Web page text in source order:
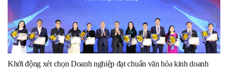
Khởi động xét chọn Doanh nghiệp đạt chuẩn văn hóa kinh doanh